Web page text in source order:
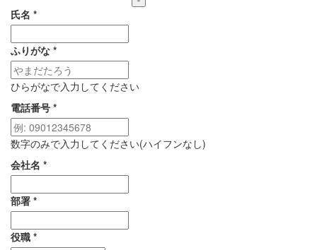
氏名 *
ふりがな *
ひらがなで入力してください
電話番号 *
数字のみで入力してください(ハイフンなし)
会社名 *
部署 *
役職 *